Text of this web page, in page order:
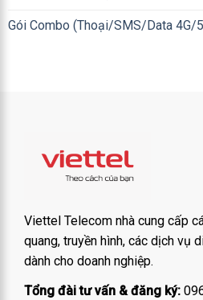
Gói Combo (Thoại/SMS/Data 4G/
Viettel Telecom nhà cung cấp
quang, truyền hình, các dịch vụ
dành cho doanh nghiệp.
Tổng đài tư vấn & đăng ký: